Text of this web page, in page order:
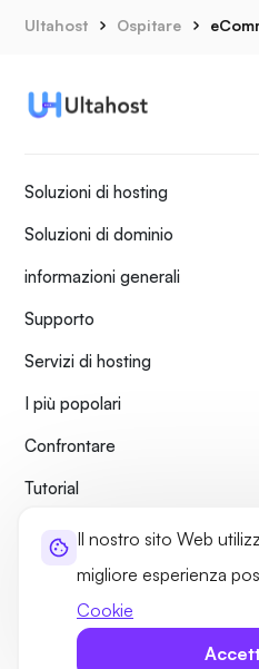
Il nostro sito Web
migliore esperienza
Cookie
Ultahost Ospitare
Soluzioni di hosting
Soluzioni di dominio
informazioni generali
Supporto
Servizi di hosting
I più popolari
Confrontare
Tutorial
Su di Noi
Norme sulla PrivacyPolitiche
©2026 UltaHost - Tutti i diritti